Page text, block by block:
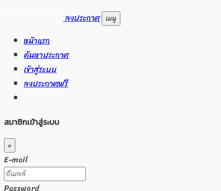
ลงประกาศ เมนู
หน้าแรก
ค้นหาประกาศ
เข้าสู่ระบบ
ลงประกาศฟรี
สมาชิกเข้าสู่ระบบ
×
E-mail